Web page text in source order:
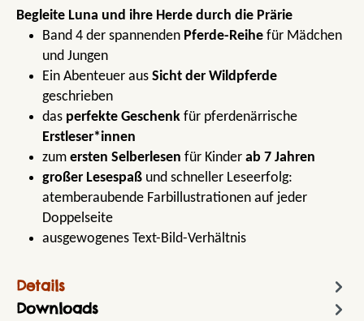
Begleite Luna und ihre Herde durch die Prärie
Band 4 der spannenden Pferde-Reihe für Mädchen
und Jungen
Ein Abenteuer aus Sicht der Wildpferde
geschrieben
das perfekte Geschenk für pferdenärrische
Erstleser*innen
zum ersten Selberlesen für Kinder ab 7 Jahren
großer Lesespaß und schneller Leseerfolg:
atemberaubende Farbillustrationen auf jeder
Doppelseite
ausgewogenes Text-Bild-Verhältnis
Details
Downloads